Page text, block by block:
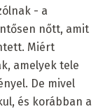
- a
nőtt, amit
Miért
amelyek tele
De mivel
és korábban a